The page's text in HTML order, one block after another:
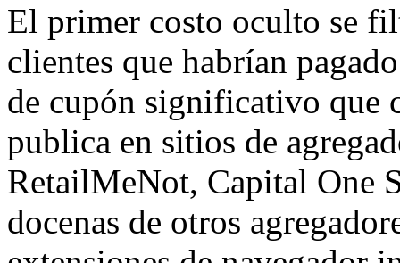
El primer costo oculto se
clientes que habrían
de cupón significativo que
publica en sitios de
RetailMeNot, Capital One
docenas de otros